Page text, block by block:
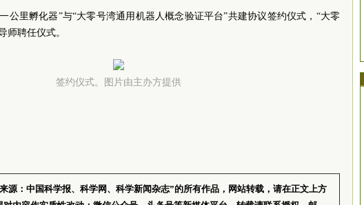
公里孵化器”与“大零号湾通用机器人概念验证平台”共建协议签约仪式，“大零
师聘任仪式。
签约仪式。图片由主办方提供
源：中国科学报、科学网、科学新闻杂志”的所有作品，网站转载，请在正文上方